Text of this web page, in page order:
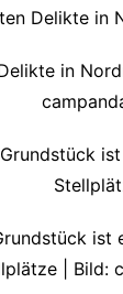
in
ist
| Bild: